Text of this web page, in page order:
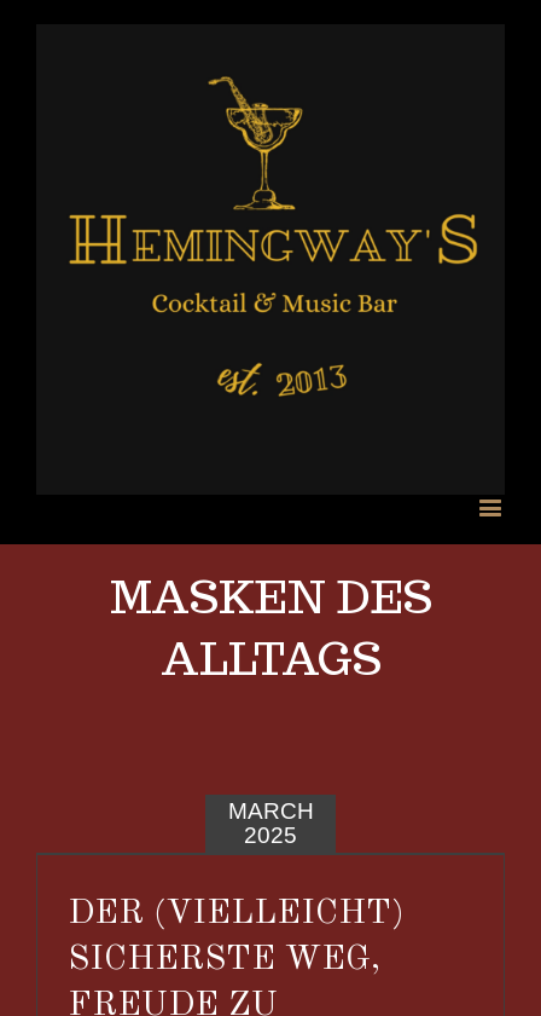
MASKEN DES
ALLTAGS
MARCH
2025
DER (VIELLEICHT)
SICHERSTE WEG,
FREUDE ZU